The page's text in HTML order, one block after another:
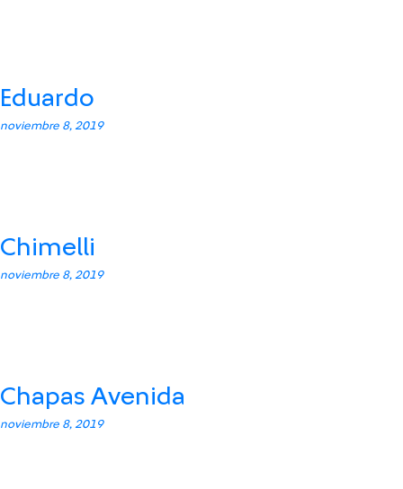
Eduardo
noviembre 8, 2019
Chimelli
noviembre 8, 2019
Chapas Avenida
noviembre 8, 2019